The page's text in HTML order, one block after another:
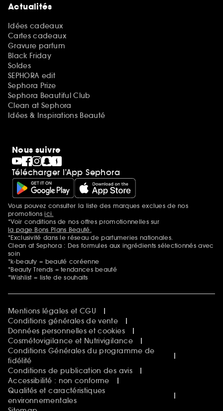
Actualités
Idées cadeaux
Cartes cadeaux
Gravure parfum
Black Friday
Soldes
SEPHORA edit
Sephora Prize
Sephora Beautiful Club
Clean at Sephora
Idées & Inspirations Beauté
Nous suivre
Télécharger l’App Sephora
Mentions additionnelles
Vous pouvez consulter la liste des marques exclues de nos
promotionsici.
*Voir conditions de nos offres promotionnelles sur
la page Bons Plans Beauté.
*Exclusivité dans le réseau de parfumeries nationales.
Clean at Sephora : Des formules aux ingrédients sélectionnés avec
soin
*k-beauty = beauté coréenne
*Beauty Trends = tendances beauté
*Wishlist = liste de souhaits
Mentions légales et CGU
Conditions générales de vente
Données personnelles et cookies
Cosmétovigilance et Nutrivigilance
Conditions Générales du programme de
fidélité
Conditions de publication des avis
Accessibilité : non conforme
Qualités et caractéristiques
environnementales